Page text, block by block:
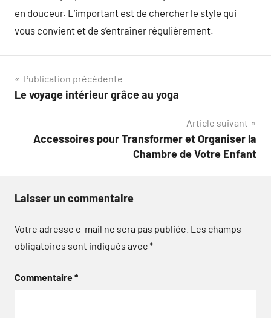
en douceur. L’important est de chercher le style qui
vous convient et de s’entraîner régulièrement.
Navigation
de
Publication précédente
Le voyage intérieur grâce au yoga
Article suivant
Accessoires pour Transformer et Organiser la
Chambre de Votre Enfant
Laisser un commentaire
Votre adresse e-mail ne sera pas publiée. Les champs
obligatoires sont indiqués avec*
Commentaire*